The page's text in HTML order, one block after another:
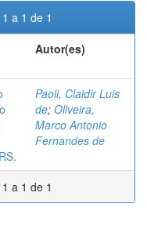
a 1 de 1
Autor(es)
Paoli, Claidir Luis
de; Oliveira,
Marco Antonio
Fernandes de
a 1 de 1